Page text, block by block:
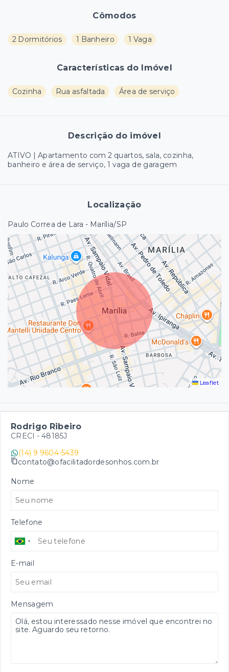
Cômodos
2 Dormitórios 1 Banheiro 1 Vaga
Características do Imóvel
Cozinha Rua asfaltada Área de serviço
Descrição do imóvel
ATIVO | Apartamento com 2 quartos, sala, cozinha,
banheiro e área de serviço, 1 vaga de garagem
Localização
Paulo Correa de Lara - Marília/SP
Leaflet
Rodrigo Ribeiro
CRECI - 48185J
(14) 9 9604-5439
contato@ofacilitadordesonhos.com.br
Nome
Telefone
E-mail
Mensagem